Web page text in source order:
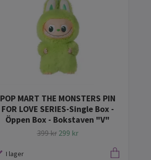
POP MART THE MONSTERS PIN
FOR LOVE SERIES-Single Box -
Öppen Box - Bokstaven "V"
399 kr 299 kr
I lager